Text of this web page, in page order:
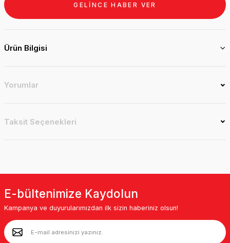
GELİNCE HABER VER
Ürün Bilgisi
Yorumlar
Taksit Seçenekleri
E-bültenimize Kaydolun
Kampanya ve duyurularımızdan ilk sizin haberiniz olsun!